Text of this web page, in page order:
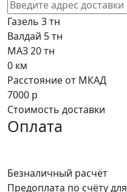
Газель 3 тн
Валдай 5 тн
МАЗ 20 тн
0 км
Расстояние от МКАД
7000 р
Стоимость доставки
Оплата
Безналичный расчёт
Предоплата по счёту